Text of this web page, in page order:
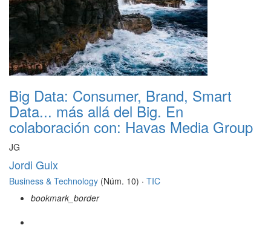
Big Data: Consumer, Brand, Smart
Data... más allá del Big. En
colaboración con: Havas Media Group
JG
Jordi Guix
Business & Technology (Núm. 10) · TIC
bookmark_border